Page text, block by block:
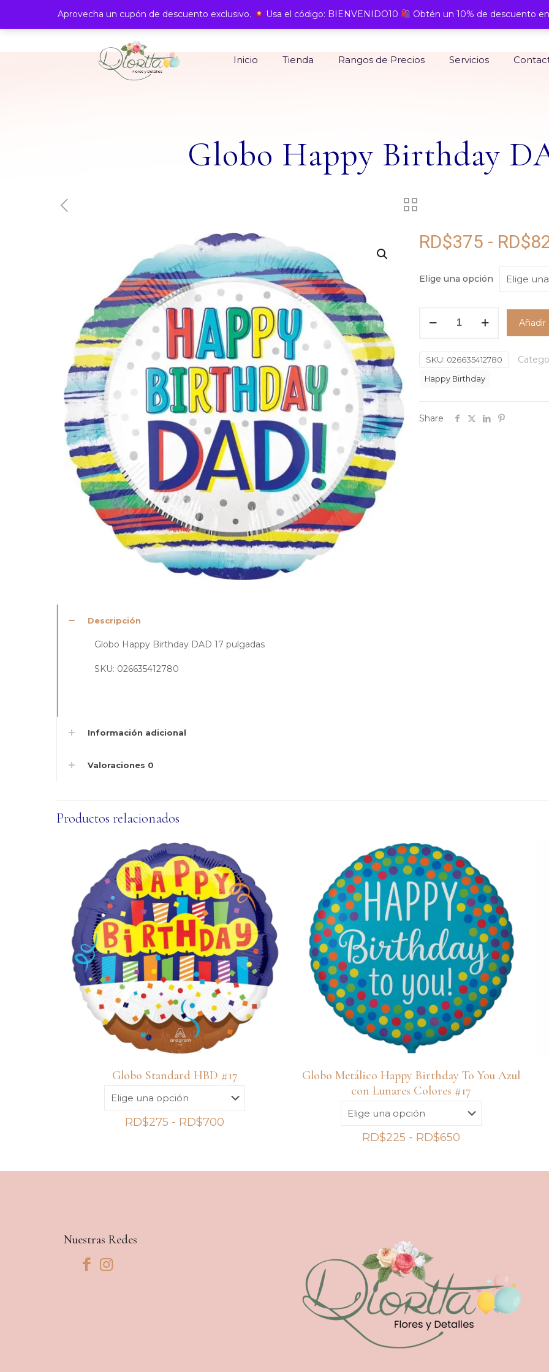
Inicio Tienda Rangos de Precios Servicios
Globo Happy Birthday
RD$375 - RD$
Elige una opción
DAD
#17
Añadir
SKU: 026635412780
Happy Birthday
Share
Descripción
Globo Happy Birthday DAD 17 pulgadas
SKU: 026635412780
Información adicional
Valoraciones 0
Productos relacionados
Globo Standard HBD #17
RD$275 - RD$700
Globo Metálico Happy Birthday To You Azul
con Lunares Colores #17
RD$225 - RD$650
Nuestras Redes
Aprovecha un cupón de descuento exclusivo. Usa el código: BIENVENIDO10 Obtén un 10% de descuento